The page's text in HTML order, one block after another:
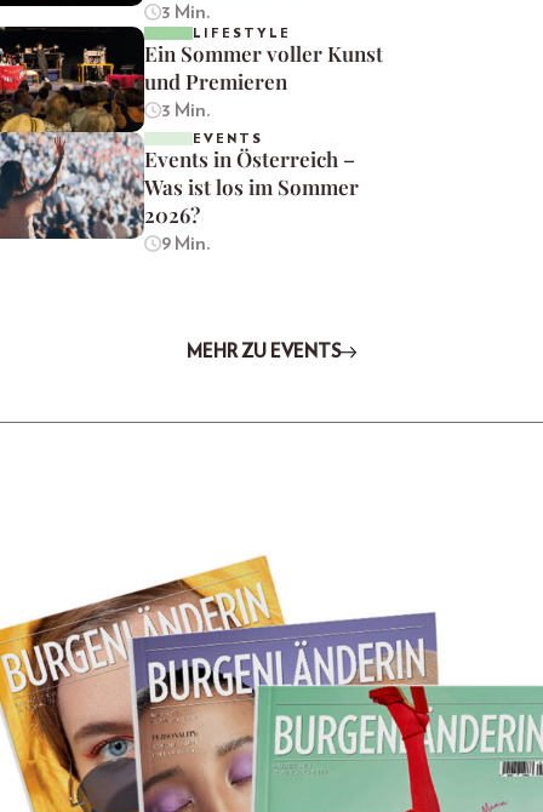
3 Min.
LIFESTYLE
Ein Sommer voller Kunst
und Premieren
3 Min.
EVENTS
Events in Österreich –
Was ist los im Sommer
2026?
9 Min.
MEHR ZU EVENTS